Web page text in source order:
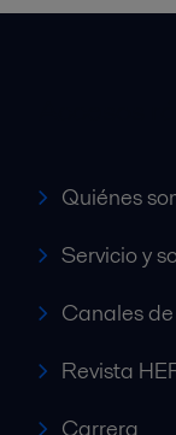
Quiénes
Servicio y
Canales
Revista
Carrera